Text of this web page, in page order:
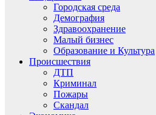
Городская среда
Демография
Здравоохранение
Малый бизнес
Образование и Культура
Происшествия
ДТП
Криминал
Пожары
Скандал